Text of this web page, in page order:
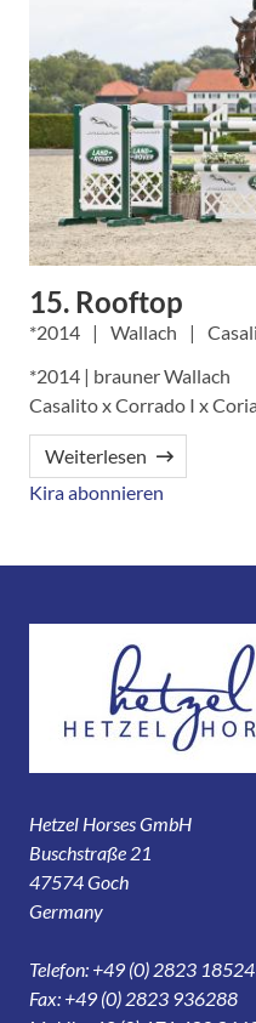
15. Rooftop
2014 Wallach
*2014 | brauner Wallach
Casalito x Corrado I x
Weiterlesen
Kira abonnieren
Hetzel Horses GmbH
Buschstraße 21
47574 Goch
Germany
Telefon: +49 (0) 2823 18524
Fax: +49 (0) 2823 936288